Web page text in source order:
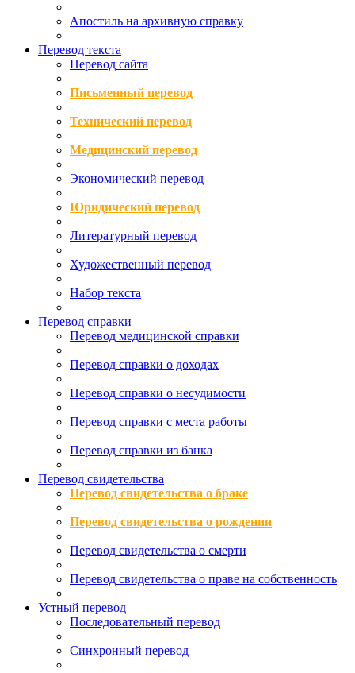
Апостиль на архивную справку
Перевод текста
Перевод сайта
Письменный перевод
Технический перевод
Медицинский перевод
Экономический перевод
Юридический перевод
Литературный перевод
Художественный перевод
Набор текста
Перевод справки
Перевод медицинской справки
Перевод справки о доходах
Перевод справки о несудимости
Перевод справки с места работы
Перевод справки из банка
Перевод свидетельства
Перевод свидетельства о браке
Перевод свидетельства о рождении
Перевод свидетельства о смерти
Перевод свидетельства о праве на собственность
Устный перевод
Последовательный перевод
Синхронный перевод